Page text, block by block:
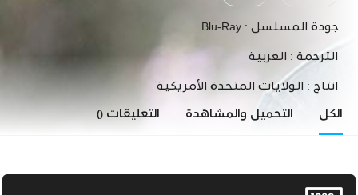
جودة المسلسل : Blu-Ray
الترجمة : العربية
انتاج : الولايات المتحدة الأمريكية
الكل التحميل والمشاهدة التعليقات ()